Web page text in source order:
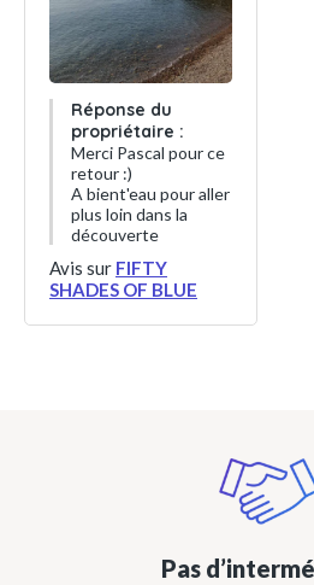
Réponse du
propriétaire :
Merci Pascal pour ce
retour :)
A bient'eau pour aller
plus loin dans la
découverte
Avis sur FIFTY
SHADES OF BLUE
Pas